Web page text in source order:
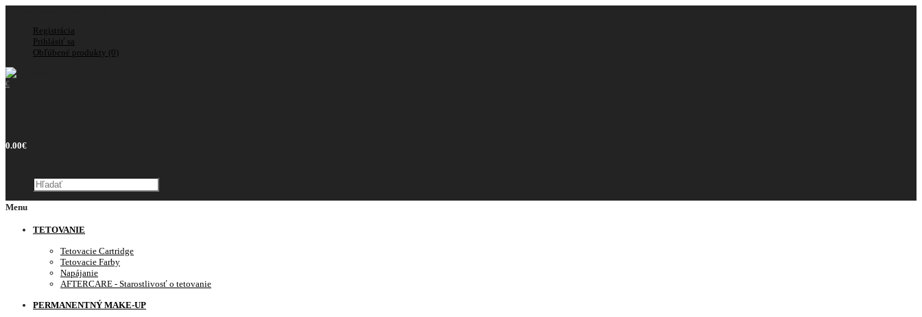
Registrácia
Prihlásiť sa
Obľúbené produkty (0)
€
0.00€
Menu
TETOVANIE
Tetovacie Cartridge
Tetovacie Farby
Napájanie
AFTERCARE - Starostlivosť o tetovanie
PERMANENTNÝ MAKE-UP